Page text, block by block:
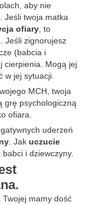
aby nie
Jeśli twoja matka
ofiary , to
Jeśli zignorujesz
(babcia i
cierpienia. Mogą jej
w jej sytuacji.
MCH, twoja
grę psychologiczną
ofiara.
uderzeń
. Jak uczucie
i dziewczyny.
mamy dość